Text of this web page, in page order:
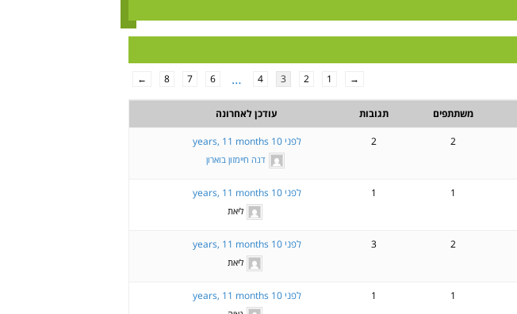
→
1
2
3
4
…
6
7
8
←
משתתפים תגובות עודכן לאחרונה
2
2 לפני 10 years, 11 months
דנה חיימזון בוארון
1
1 לפני 10 years, 11 months
ליאת
2
3 לפני 10 years, 11 months
ליאת
1
1 לפני 10 years, 11 months